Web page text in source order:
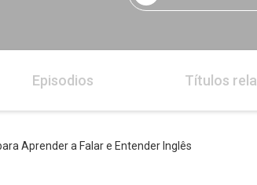
Episodios Títulos
Aprender a Falar e Entender Inglês